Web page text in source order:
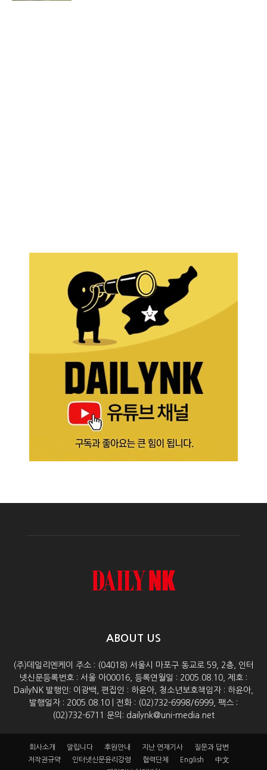
ABOUT US
(주)데일리엔케이 주소 : (04018) 서울시 마포구 동교로 59, 2층, 인터
넷신문등록번호 : 서울 아00016, 등록연월일 : 2005.08.10, 제호 :
DailyNK 발행인: 이광백, 편집인 : 하윤아, 청소년보호책임자 : 하윤아,
발행일자 : 2005.08.10 | 전화 : (02)732-6998/6999, 팩스 :
(02)732-6711 문의: dailynk@uni-media.net
회사소개 알립니다 후원안내 지난 연재기사
질문과 답변
저작권규약
인터넷신문윤리강령 협력단체 English
中文